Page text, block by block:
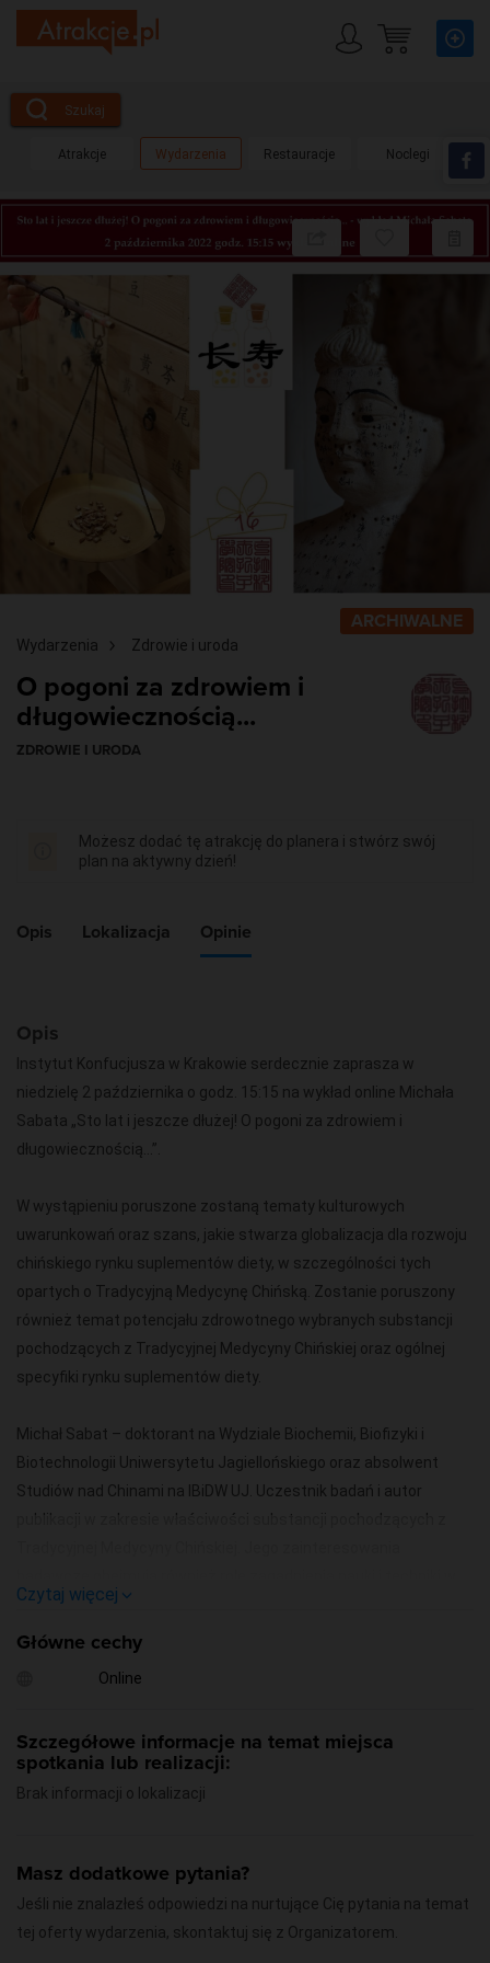
Szukaj
Atrakcje Wydarzenia Restauracje Noclegi
Udostępnij
do
ARCHIWALNE
Wydarzenia Zdrowie i uroda
O pogoni za zdrowiem i
długowiecznością...
ZDROWIE I URODA
Możesz dodać tę atrakcję do planera i stwórz swój
plan na aktywny dzień!
Opis Lokalizacja Opinie
Opis
Instytut Konfucjusza w Krakowie serdecznie zaprasza w
niedzielę 2 października o godz. 15:15 na wykład online Michała
Sabata „Sto lat i jeszcze dłużej! O pogoni za zdrowiem i
długowiecznością...”.
W wystąpieniu poruszone zostaną tematy kulturowych
uwarunkowań oraz szans, jakie stwarza globalizacja dla rozwoju
chińskiego rynku suplementów diety, w szczególności tych
opartych o Tradycyjną Medycynę Chińską. Zostanie poruszony
również temat potencjału zdrowotnego wybranych substancji
pochodzących z Tradycyjnej Medycyny Chińskiej oraz ogólnej
specyfiki rynku suplementów diety.
Michał Sabat – doktorant na Wydziale Biochemii, Biofizyki i
Biotechnologii Uniwersytetu Jagiellońskiego oraz absolwent
Studiów nad Chinami na IBiDW UJ. Uczestnik badań i autor
publikacji w zakresie właściwości substancji pochodzących z
chińskiej doktrynie strategicznej i rozwojowej.
Miejsce: online
Czytaj więcej
Główne cechy
Online
Szczegółowe informacje na temat miejsca
spotkania lub realizacji:
Brak informacji o lokalizacji
Masz dodatkowe pytania?
Jeśli nie znalazłeś odpowiedzi na nurtujące Cię pytania na temat
tej oferty wydarzenia, skontaktuj się z Organizatorem.